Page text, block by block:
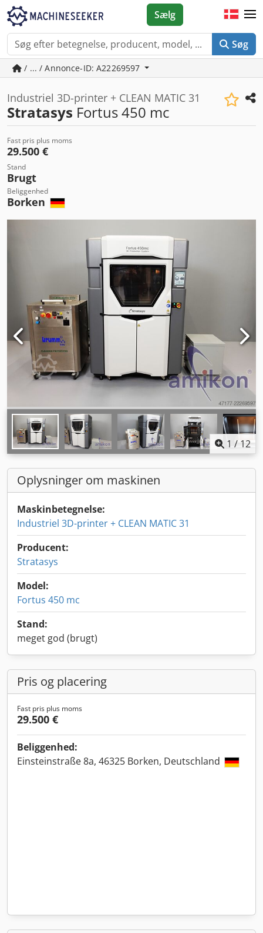
Søg
Sælg
/ ... / Annonce-ID: A22269597
Industriel 3D-printer + CLEAN MATIC 31
Stratasys Fortus 450 mc
Fast pris plus moms
29.500 €
Stand
Brugt
Beliggenhed
Borken
1 / 12
Oplysninger om maskinen
Maskinbetegnelse:
Industriel 3D-printer + CLEAN MATIC 31
Producent:
Stratasys
Model:
Fortus 450 mc
Stand:
meget god (brugt)
Pris og placering
Fast pris plus moms
29.500 €
Beliggenhed:
Einsteinstraße 8a, 46325 Borken, Deutschland